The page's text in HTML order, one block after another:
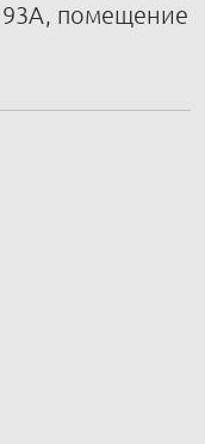
93А, помещение